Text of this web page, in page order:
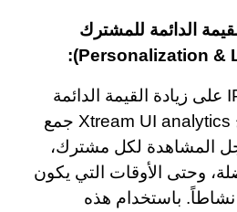
الدائمة للمشترك
يعتمد نمو أعمال IPTV على زيادة القيمة الدائمة
للمشترك (LTV). يتيح Xtream UI analytics جمع
المشاهدة لكل مشترك،
وحتى الأوقات التي يكون
نشاطاً. باستخدام هذه